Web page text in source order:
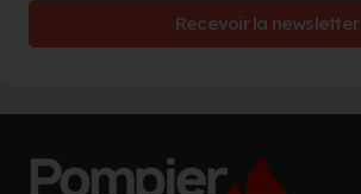
Recevoir la newsletter